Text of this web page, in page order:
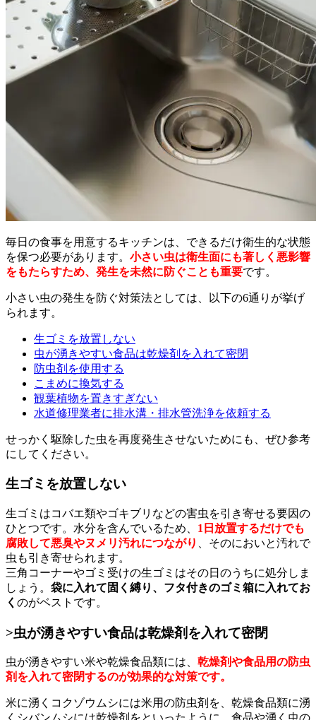
毎日の食事を用意するキッチンは、できるだけ衛生的な状態
を保つ必要があります。 小さい虫は衛生面にも著しく悪影響
をもたらすため、発生を未然に防ぐことも重要です。
小さい虫の発生を防ぐ対策法としては、以下の6通りが挙げ
られます。
生ゴミを放置しない
虫が湧きやすい食品は乾燥剤を入れて密閉
防虫剤を使用する
こまめに換気する
観葉植物を置きすぎない
水道修理業者に排水溝・排水管洗浄を依頼する
せっかく駆除した虫を再度発生させないためにも、ぜひ参考
にしてください。
生ゴミを放置しない
生ゴミはコバエ類やゴキブリなどの害虫を引き寄せる要因の
ひとつです。水分を含んでいるため、 1日放置するだけでも
腐敗して悪臭やヌメリ汚れにつながり
、そのにおいと汚れで
虫も引き寄せられます。
三角コーナーやゴミ受けの生ゴミはその日のうちに処分しま
しょう。 袋に入れて固く縛り、フタ付きのゴミ箱に入れてお
く のがベストです。
>虫が湧きやすい食品は乾燥剤を入れて密閉
虫が湧きやすい米や乾燥食品類には、 乾燥剤や食品用の防虫
剤を入れて密閉するのが効果的な対策です。
米に湧くコクゾウムシには米用の防虫剤を、乾燥食品類に湧